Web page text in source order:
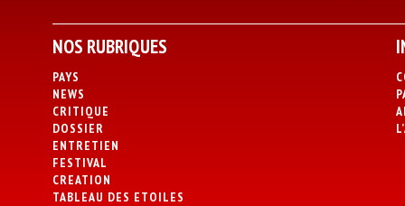
NOS RUBRIQUES
PAYS
NEWS
CRITIQUE
DOSSIER
ENTRETIEN
FESTIVAL
CREATION
TABLEAU DES ETOILES